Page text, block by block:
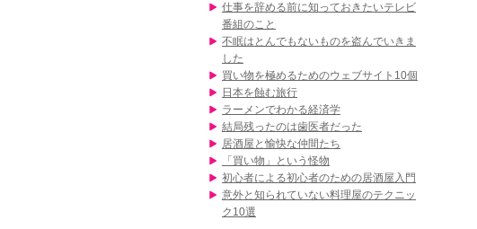
仕事を辞める前に知っておきたいテレビ
番組のこと
不眠はとんでもないものを盗んでいきま
した
買い物を極めるためのウェブサイト10個
日本を蝕む旅行
ラーメンでわかる経済学
結局残ったのは歯医者だった
居酒屋と愉快な仲間たち
「買い物」という怪物
初心者による初心者のための居酒屋入門
意外と知られていない料理屋のテクニッ
ク10選